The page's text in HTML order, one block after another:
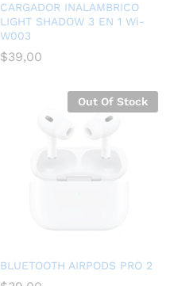
CARGADOR INALAMBRICO
LIGHT SHADOW 3 EN 1 Wi-
W003
$39,00
Out Of Stock
BLUETOOTH AIRPODS PRO 2